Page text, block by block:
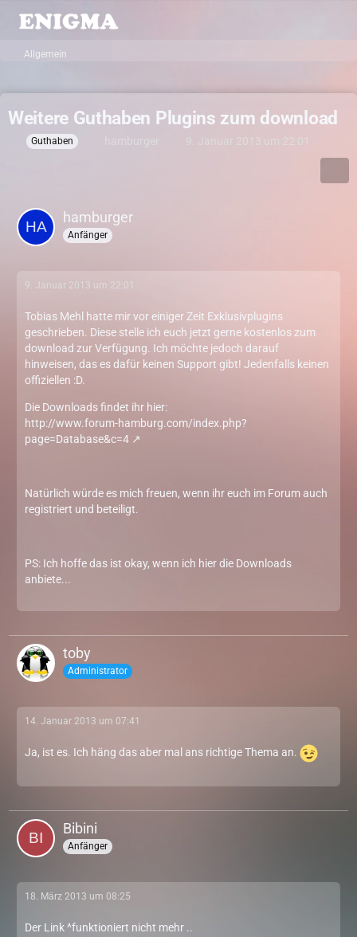
Allgemein
Weitere Guthaben Plugins zum download
Guthaben
hamburger
Anfänger
9. Januar 2013 um 22:01
Tobias Mehl hatte mir vor einiger Zeit Exklusivplugins
geschrieben. Diese stelle ich euch jetzt gerne kostenlos zum
download zur Verfügung. Ich möchte jedoch darauf
hinweisen, das es dafür keinen Support gibt! Jedenfalls keinen
offiziellen :D.
Die Downloads findet ihr hier:
http://www.forum-hamburg.com/index.php?
page=Database&c=4
Natürlich würde es mich freuen, wenn ihr euch im Forum auch
registriert und beteiligt.
PS: Ich hoffe das ist okay, wenn ich hier die Downloads
anbiete...
toby
Administrator
14. Januar 2013 um 07:41
Ja, ist es. Ich häng das aber mal ans richtige Thema an.
Bibini
Anfänger
18. März 2013 um 08:25
Der Link ^funktioniert nicht mehr ..